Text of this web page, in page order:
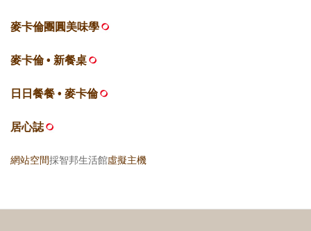
麥卡倫團圓美味學
麥卡倫 • 新餐桌
日日餐餐 • 麥卡倫
居心誌
網站空間採智邦生活館虛擬主機